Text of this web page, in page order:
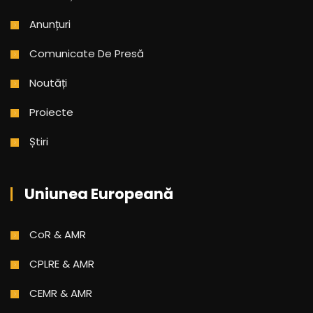
Anunțuri
Comunicate De Presă
Noutăți
Proiecte
Știri
Uniunea Europeană
CoR & AMR
CPLRE & AMR
CEMR & AMR